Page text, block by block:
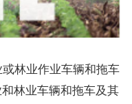
或林业作业车辆和拖车
林业车辆和拖车及其